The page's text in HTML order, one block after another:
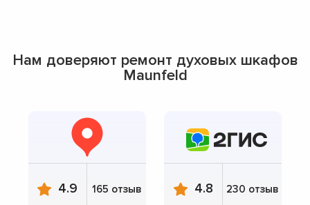
Нам доверяют ремонт духовых шкафов
Maunfeld
4.9 165 отзыв 4.8 230 отзыв